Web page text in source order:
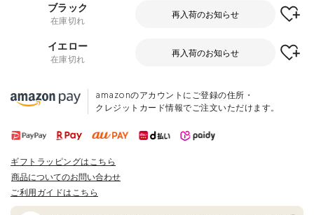
ブラック
在庫切れ
再入荷のお知らせ
イエロー
在庫切れ
再入荷のお知らせ
amazonのアカウントにご登録の住所・
クレジットカード情報でご注文いただけます。
ギフトラッピングはこちら
商品についてのお問い合わせ
ご利用ガイドはこちら